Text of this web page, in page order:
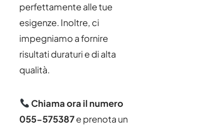
perfettamente alle tue
esigenze. Inoltre, ci
impegniamo a fornire
risultati duraturi e di alta
qualità.
Chiama ora il numero
055-575387e prenota un